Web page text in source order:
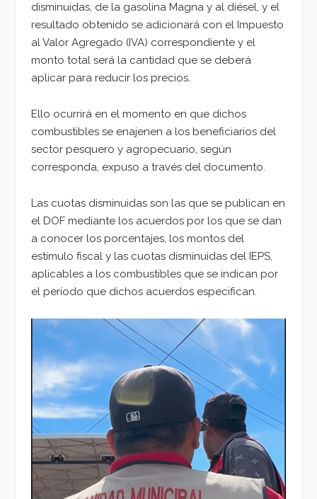
disminuidas, de la gasolina Magna y al diésel, y el
resultado obtenido se adicionará con el Impuesto
al Valor Agregado (IVA) correspondiente y el
monto total será la cantidad que se deberá
aplicar para reducir los precios.
Ello ocurrirá en el momento en que dichos
combustibles se enajenen a los beneficiarios del
sector pesquero y agropecuario, según
corresponda, expuso a través del documento.
Las cuotas disminuidas son las que se publican en
el DOF mediante los acuerdos por los que se dan
a conocer los porcentajes, los montos del
estímulo fiscal y las cuotas disminuidas del IEPS,
aplicables a los combustibles que se indican por
el período que dichos acuerdos especifican.
Reproductor
vídeo